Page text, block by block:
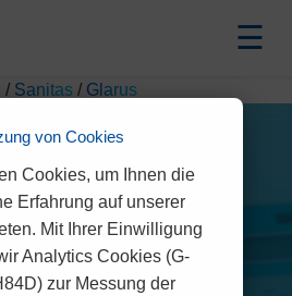
☰
/ Sanitas / Glarus
von Cookies
Cookies, um Ihnen die
Erfahrung auf unserer
Mit Ihrer Einwilligung
Analytics Cookies (G-
zur Messung der